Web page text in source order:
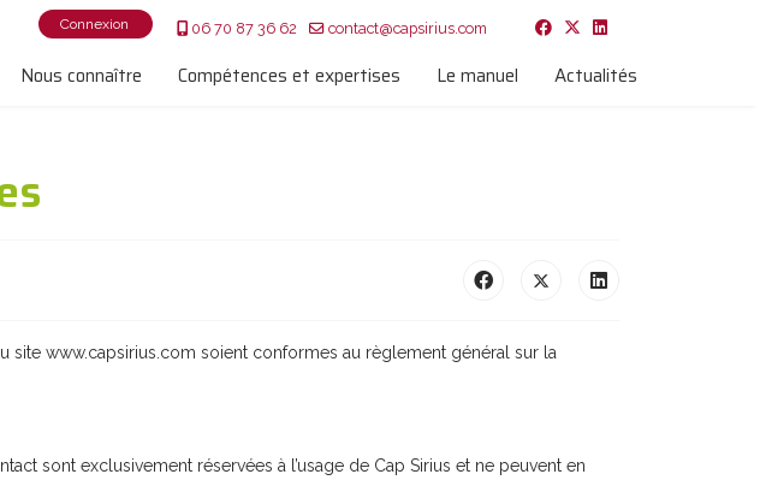
Connexion 06 70 87 36 62 contact@capsirius.com
Nous connaître Compétences et expertises Le manuel Actualités
site www.capsirius.com soient conformes au règlement général sur la
sont exclusivement réservées à l’usage de Cap Sirius et ne peuvent en